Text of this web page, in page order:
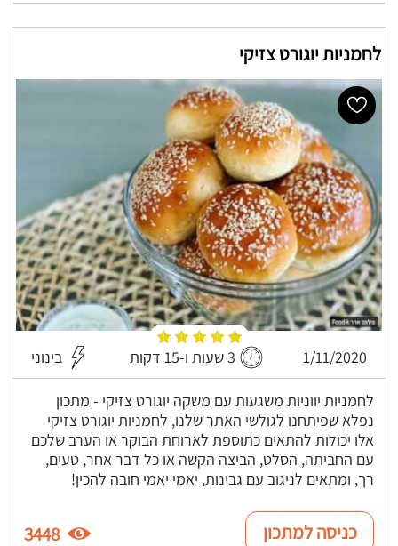
לחמניות יוגורט צזיקי
1/11/2020 3 שעות ו-15 דקות בינוני
לחמניות יווניות משגעות עם משקה יוגורט צזיקי - מתכון
נפלא שפיתחנו לגולשי האתר שלנו, לחמניות יוגורט צזיקי
אלו יכולות להתאים כתוספת לארוחת הבוקר או הערב שלכם
עם החביתה, הסלט, הביצה הקשה או כל דבר אחר, טעים,
רך, ומתאים לניגוב עם גבינות, יאמי יאמי חובה להכין!
כניסה למתכון 3448